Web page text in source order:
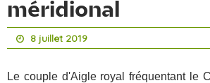
méridional
8 juillet 2019
Le couple d'Aigle royal fréquentant le